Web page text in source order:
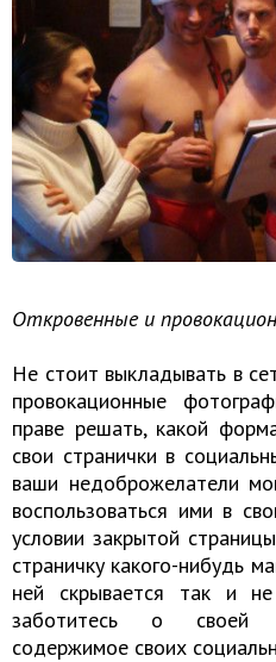
Откровенные и
Не стоит выкладывать в
провокационные
праве решать, какой
свои странички в
ваши недоброжелатели
воспользоваться ими в
условии закрытой
страничку какого-нибудь
ней скрывается так и
заботитесь о своей
содержимое своих